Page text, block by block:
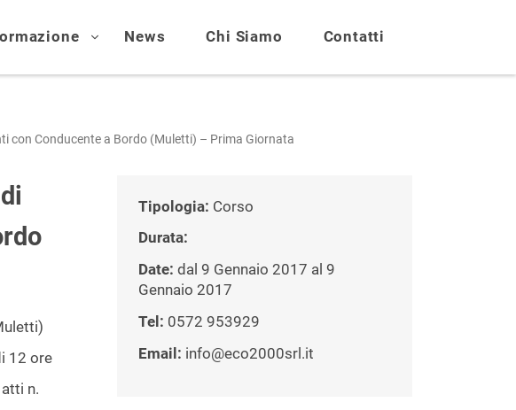
News Chi Siamo Contatti
con Conducente a Bordo (Muletti) – Prima Giornata
12 ore
n.
Tipologia: Corso
Durata:
Date: dal 9 Gennaio 2017 al 9
Gennaio 2017
Tel: 0572 953929
Email: info@eco2000srl.it